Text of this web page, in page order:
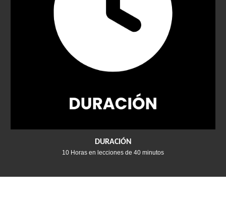
DURACIÓN
10 Horas en lecciones de 40 minutos